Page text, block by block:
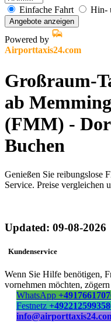
Einfache Fahrt Hin-
Angebote anzeigen
Powered by
Airporttaxis24.com
Großraum-
ab
(FMM) -
Buchen
Genießen Sie reibungslose
Service. Preise vergleichen
Updated: 09-08-2026
Kundenservice
Wenn Sie Hilfe benötigen,
vornehmen möchten,
WhatsApp
Festnetz